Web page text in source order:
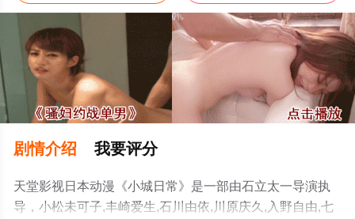
剧情介绍 我要评分
天堂影视日本动漫《小城日常》是一部由石立太一导演执
导，小松未可子,丰崎爱生,石川由依,川原庆久,入野自由,七